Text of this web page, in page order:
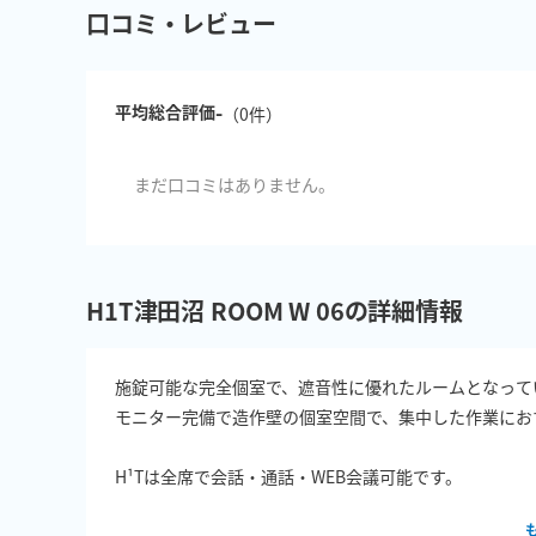
口コミ・レビュー
平均総合評価-（0件）
まだ口コミはありません。
H1T津田沼 ROOM W 06の詳細情報
施錠可能な完全個室で、遮音性に優れたルームとなって
モニター完備で造作壁の個室空間で、集中した作業にお
H¹Tは全席で会話・通話・WEB会議可能です。